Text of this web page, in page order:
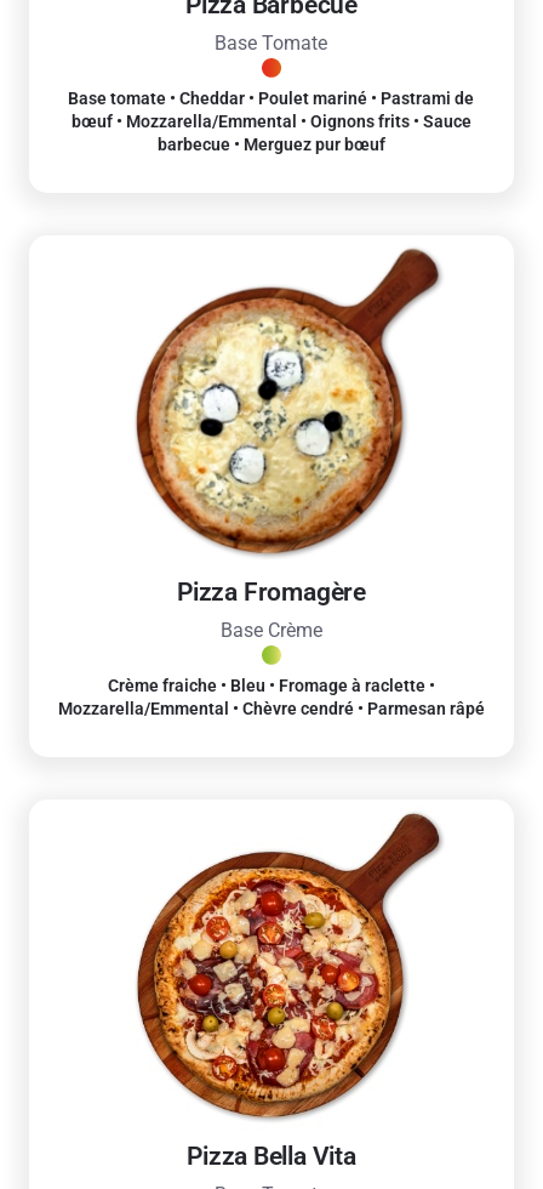
Base Tomate
Base tomate • Cheddar • Poulet mariné • Pastrami de
bœuf • Mozzarella/Emmental • Oignons frits • Sauce
barbecue • Merguez pur bœuf
Pizza Fromagère
Base Crème
Crème fraiche • Bleu • Fromage à raclette •
Mozzarella/Emmental • Chèvre cendré • Parmesan râpé
Pizza Bella Vita